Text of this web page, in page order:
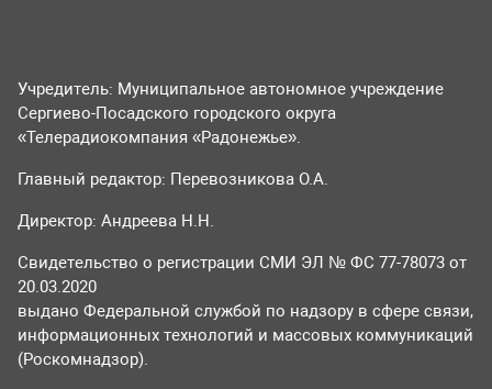
Учредитель: Муниципальное автономное учреждение
Сергиево-Посадского городского округа
«Телерадиокомпания «Радонежье».
Главный редактор: Перевозникова О.А.
Директор: Андреева Н.Н.
Свидетельство о регистрации СМИ ЭЛ № ФС 77-78073 от
20.03.2020
выдано Федеральной службой по надзору в сфере связи,
информационных технологий и массовых коммуникаций
(Роскомнадзор).